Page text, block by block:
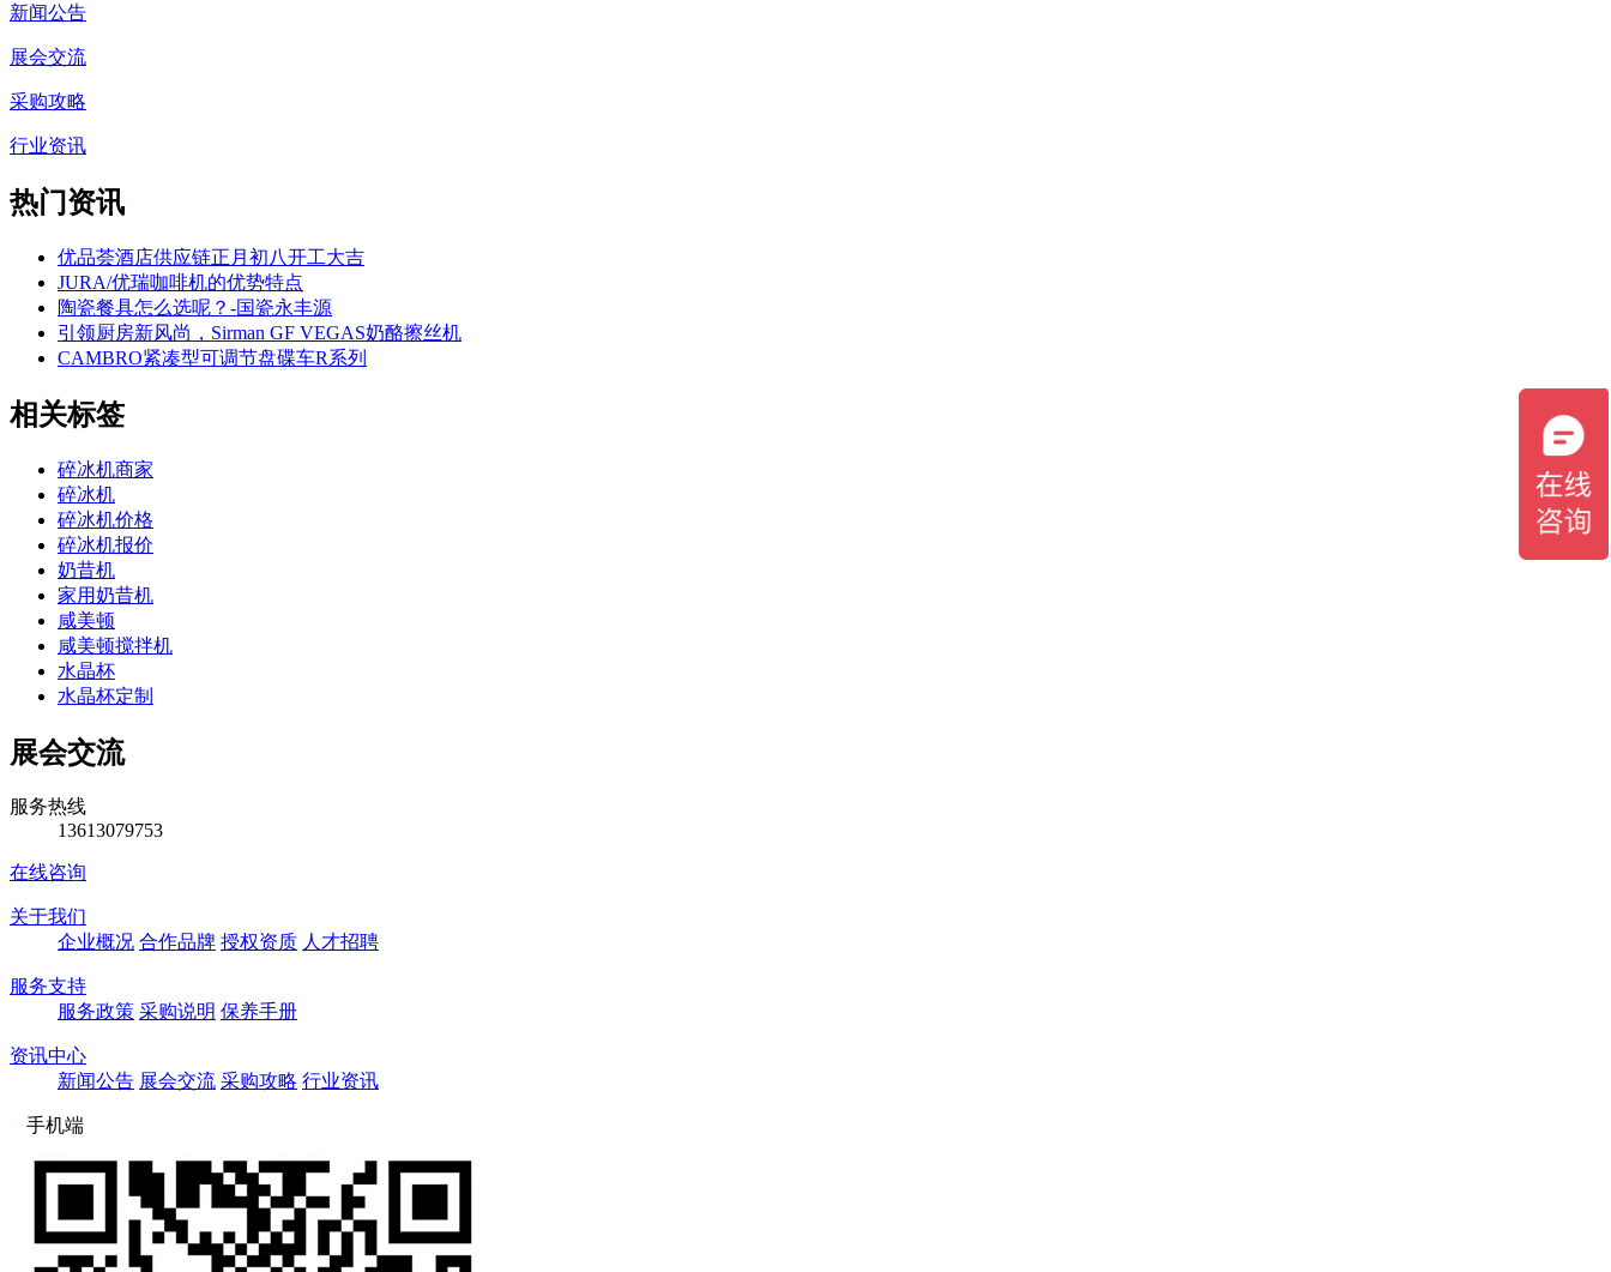
新闻公告
展会交流
采购攻略
行业资讯
热门资讯
优品荟酒店供应链正月初八开工大吉
JURA/优瑞咖啡机的优势特点
陶瓷餐具怎么选呢？-国瓷永丰源
引领厨房新风尚，Sirman GF VEGAS奶酪擦丝机
CAMBRO紧凑型可调节盘碟车R系列
相关标签
碎冰机商家
碎冰机
碎冰机价格
碎冰机报价
奶昔机
家用奶昔机
咸美顿
咸美顿搅拌机
水晶杯
水晶杯定制
展会交流
服务热线
13613079753
在线咨询
关于我们
企业概况 合作品牌 授权资质 人才招聘
服务支持
服务政策 采购说明 保养手册
资讯中心
新闻公告 展会交流 采购攻略 行业资讯
手机端